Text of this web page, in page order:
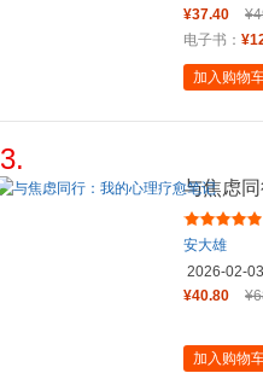
¥37.40
电子书：
加入购物
3.
与焦虑
安大雄
2026-02-03
¥40.80
加入购物